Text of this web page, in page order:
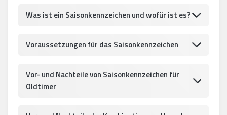
Was ist ein Saisonkennzeichen und wofür ist es?
Voraussetzungen für das Saisonkennzeichen
Vor- und Nachteile von Saisonkennzeichen für
Oldtimer